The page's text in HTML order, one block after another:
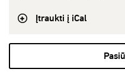
Įtraukti į iCal